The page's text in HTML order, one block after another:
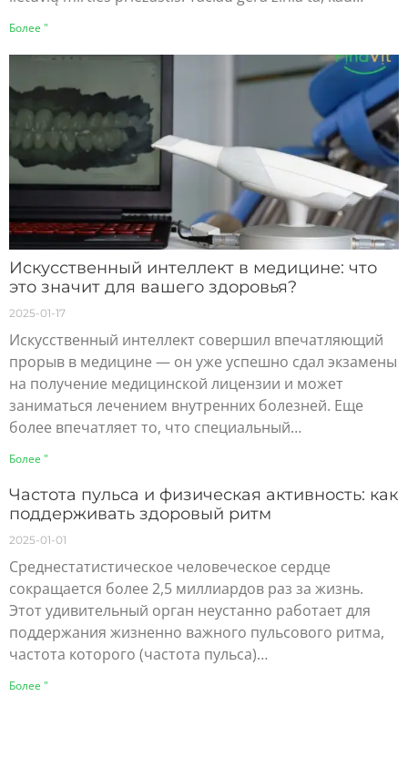
Более "
Искусственный интеллект в медицине: что
это значит для вашего здоровья?
2025-01-17
Искусственный интеллект совершил впечатляющий
прорыв в медицине — он уже успешно сдал экзамены
на получение медицинской лицензии и может
заниматься лечением внутренних болезней. Еще
более впечатляет то, что специальный…
Более "
Частота пульса и физическая активность: как
поддерживать здоровый ритм
2025-01-01
Среднестатистическое человеческое сердце
сокращается более 2,5 миллиардов раз за жизнь.
Этот удивительный орган неустанно работает для
поддержания жизненно важного пульсового ритма,
частота которого (частота пульса)…
Более "